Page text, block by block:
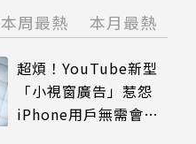
本周最熱 本月最熱
超煩！YouTube新型
「小視窗廣告」惹怨
iPhone用戶無需會員